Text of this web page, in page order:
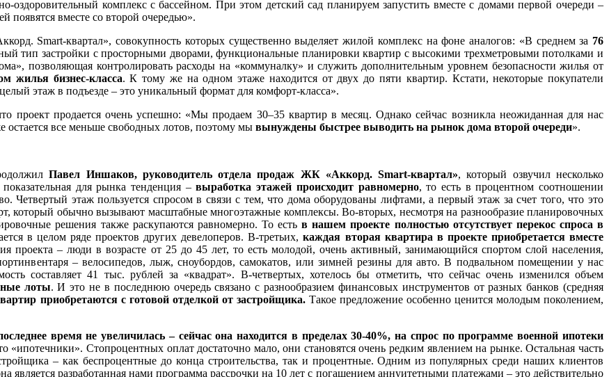
оздоровительный комплекс с бассейном. При этом детский сад планируем запустить вместе с домами первой очереди –
появятся вместе со второй очередью».
Smart-квартал», совокупность которых существенно выделяет жилой комплекс на фоне аналогов: «В среднем за 76
тип застройки с просторными дворами, функциональные планировки квартир с высокими трехметровыми потолками и
позволяющая контролировать расходы на «коммуналку» и служить дополнительным уровнем безопасности жилья от
жилья бизнес-класса. К тому же на одном этаже находится от двух до пяти квартир. Кстати, некоторые покупатели
этаж в подъезде – это уникальный формат для комфорт-класса».
проект продается очень успешно: «Мы продаем 30–35 квартир в месяц. Однако сейчас возникла неожиданная для нас
остается все меньше свободных лотов, поэтому мы вынуждены быстрее выводить на рынок дома второй очереди».
Павел Иншаков,руководитель отдела продаж ЖК «Аккорд. Smart-квартал», который озвучил несколько
для рынка тенденция –выработка этажей происходит равномерно, то есть в процентном соотношении
Четвертый этаж пользуется спросом в связи с тем, что дома оборудованы лифтами, а первый этаж за счет того, что это
который обычно вызывают масштабные многоэтажные комплексы. Во-вторых, несмотря на разнообразие планировочных
решения также раскупаются равномерно. То естьв нашем проекте полностью отсутствует перекос спроса в
в целом ряде проектов других девелоперов. В-третьих,каждая вторая квартира в проекте приобретается вместе
проекта – люди в возрасте от 25 до 45 лет, то есть молодой, очень активный, занимающийся спортом слой населения,
– велосипедов, лыж, сноубордов, самокатов, или зимней резины для авто. В подвальном помещении у нас
составляет 41 тыс. рублей за «квадрат». В-четвертых, хотелось бы отметить, что сейчас очень изменился объем
лоты. И это не в последнюю очередь связано с разнообразием финансовых инструментов от разных банков (средняя
приобретаются с готовой отделкой от застройщика. Такое предложение особенно ценится молодым поколением,
время не увеличилась – сейчас она находится в пределах 30-40%, на спрос по программе военной ипотеки
Стопроцентных оплат достаточно мало, они становятся очень редким явлением на рынке. Остальная часть
– как беспроцентные до конца строительства, так и процентные. Одним из популярных среди наших клиентов
разработанная нами программа рассрочки на 10 лет с погашением аннуитетными платежами – это действительно